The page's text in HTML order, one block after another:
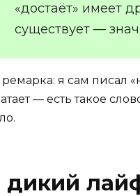
«достаёт» имеет
существует —
я сам писал
— есть такое